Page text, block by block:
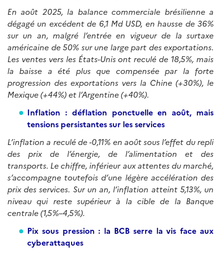
En août 2025, la balance commerciale brésilienne a
dégagé un excédent de 6,1 Md USD, en hausse de 36%
sur un an, malgré l’entrée en vigueur de la surtaxe
américaine de 50% sur une large part des exportations.
Les ventes vers les États-Unis ont reculé de 18,5%, mais
la baisse a été plus que compensée par la forte
progression des exportations vers la Chine (+30%), le
Mexique (+44%) et l’Argentine (+40%).
Inflation : déflation ponctuelle en août, mais
tensions persistantes sur les services
L’inflation a reculé de -0,11% en août sous l’effet du repli
des prix de l’énergie, de l’alimentation et des
transports. Le chiffre, inférieur aux attentes du marché,
s’accompagne toutefois d’une légère accélération des
prix des services. Sur un an, l’inflation atteint 5,13%, un
niveau qui reste supérieur à la cible de la Banque
centrale (1,5%–4,5%).
Pix sous pression : la BCB serre la vis face aux
cyberattaques